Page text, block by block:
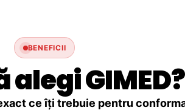
BENEFICII
alegi GIMED?
ce îți trebuie pentru